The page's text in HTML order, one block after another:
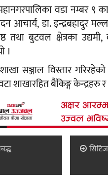
वडा नम्बर ९
आचार्य, डा. इन्द्रबहादुर
तथा बुटवल क्षेत्रका
।
सञ्जाल विस्तार
शाखारहित बैंकिङ्ग